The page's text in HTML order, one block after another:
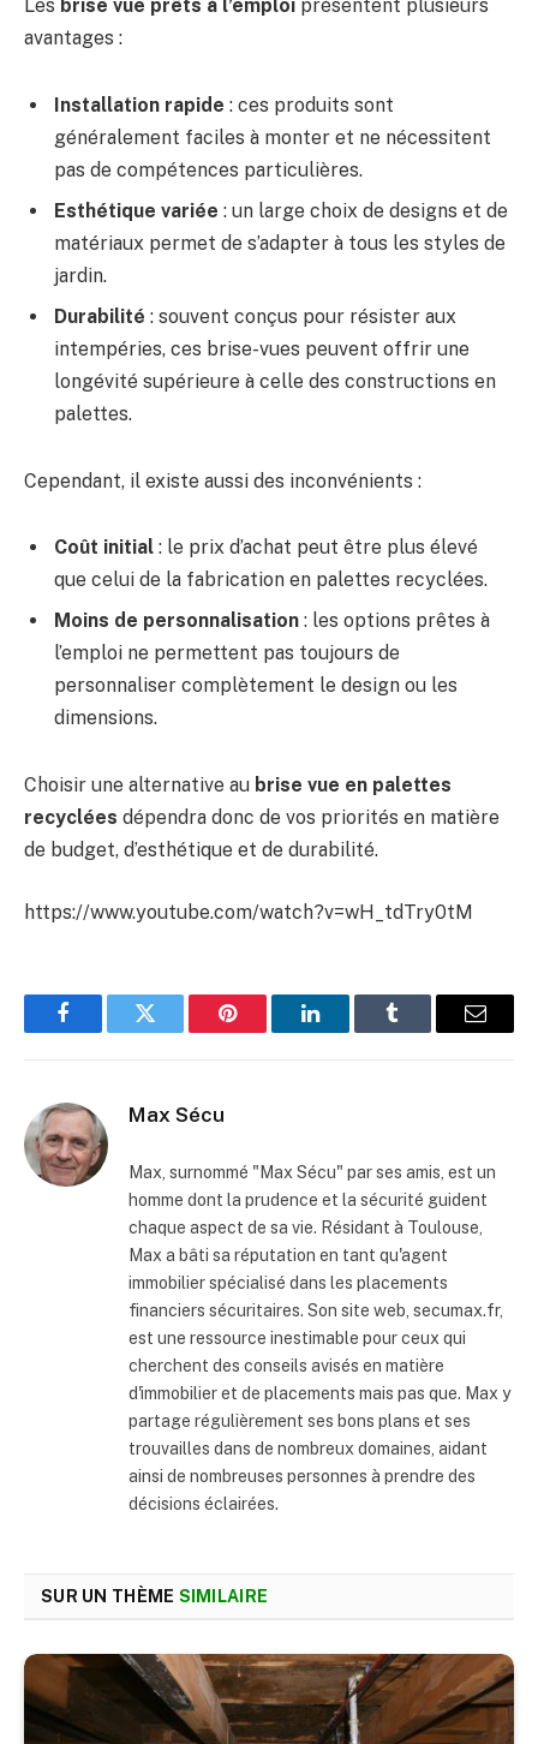
Les brise vue prêts à l’emploi présentent plusieurs
avantages :
Installation rapide : ces produits sont
généralement faciles à monter et ne nécessitent
pas de compétences particulières.
Esthétique variée : un large choix de designs et de
matériaux permet de s’adapter à tous les styles de
jardin.
Durabilité : souvent conçus pour résister aux
intempéries, ces brise-vues peuvent offrir une
longévité supérieure à celle des constructions en
palettes.
Cependant, il existe aussi des inconvénients :
Coût initial : le prix d’achat peut être plus élevé
que celui de la fabrication en palettes recyclées.
Moins de personnalisation : les options prêtes à
l’emploi ne permettent pas toujours de
personnaliser complètement le design ou les
dimensions.
Choisir une alternative au brise vue en palettes
recyclées dépendra donc de vos priorités en matière
de budget, d’esthétique et de durabilité.
https://www.youtube.com/watch?v=wH_tdTry0tM
FacebookTwitter Pinterest LinkedInTumblr Email
Max Sécu
Max, surnommé "Max Sécu" par ses amis, est un
homme dont la prudence et la sécurité guident
chaque aspect de sa vie. Résidant à Toulouse,
Max a bâti sa réputation en tant qu'agent
immobilier spécialisé dans les placements
financiers sécuritaires. Son site web, secumax.fr,
est une ressource inestimable pour ceux qui
cherchent des conseils avisés en matière
d'immobilier et de placements mais pas que. Max y
partage régulièrement ses bons plans et ses
trouvailles dans de nombreux domaines, aidant
ainsi de nombreuses personnes à prendre des
décisions éclairées.
SUR UN THÈME SIMILAIRE